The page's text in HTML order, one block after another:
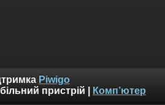
Piwigo
пристрій Комп’ютер